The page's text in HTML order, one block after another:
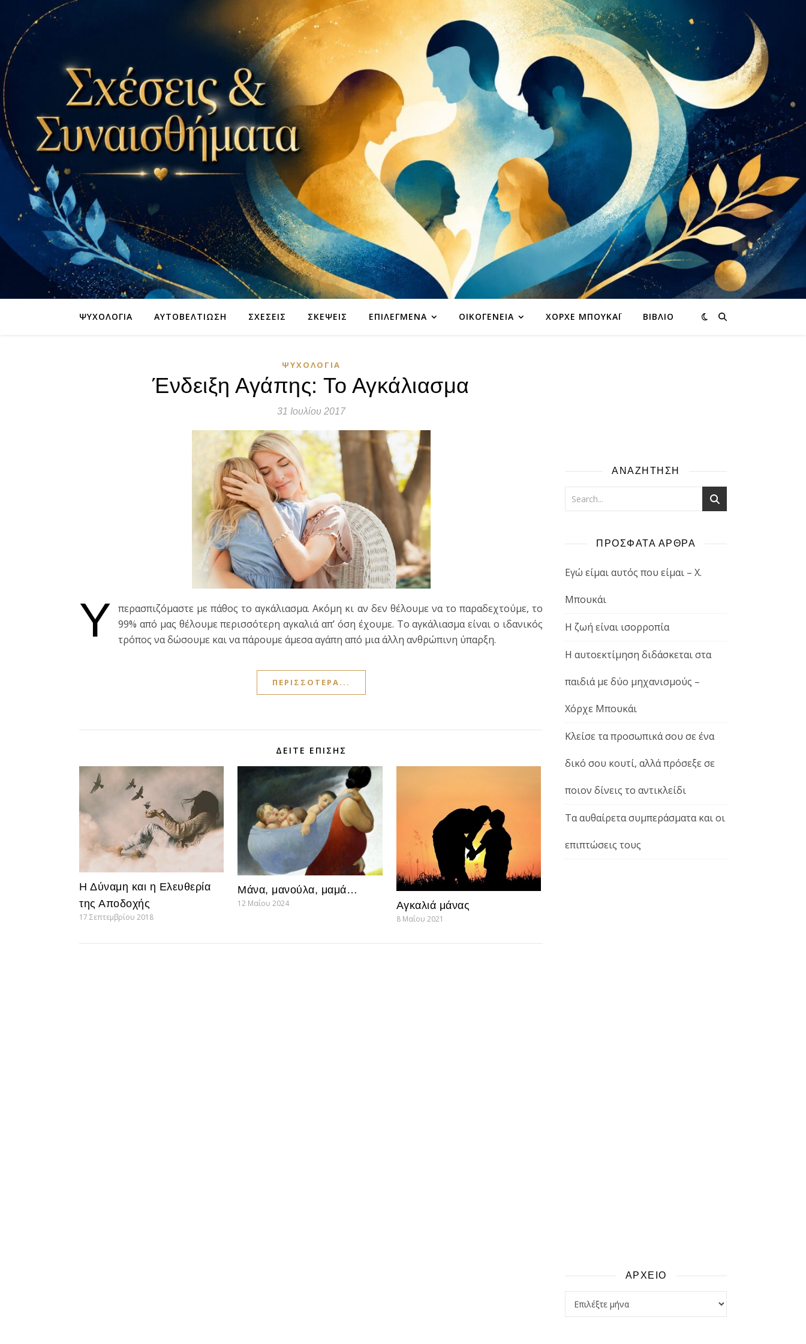
ΨΥΧΟΛΟΓΊΑ ΑΥΤΟΒΕΛΤΊΩΣΗ ΣΧΈΣΕΙΣ ΣΚΈΨΕΙΣ ΕΠΙΛΕΓΜΈΝΑ ΟΙΚΟΓΈΝΕΙΑ ΧΌΡΧΕ ΜΠΟΥΚΆΙ ΒΙΒΛΊΟ
ΨΥΧΟΛΟΓΊΑ
Ένδειξη Αγάπης: Το Αγκάλιασμα
31 Ιουλίου 2017
Υ περασπιζόμαστε με πάθος το αγκάλιασμα. Ακόμη κι αν δεν θέλουμε να το παραδεχτούμε, το
99% από μας θέλουμε περισσότερη αγκαλιά απ’ όση έχουμε. Το αγκάλιασμα είναι ο ιδανικός
τρόπος να δώσουμε και να πάρουμε άμεσα αγάπη από μια άλλη ανθρώπινη ύπαρξη.
ΠΕΡΙΣΣΌΤΕΡΑ...
ΔΕΊΤΕ ΕΠΊΣΗΣ
Η Δύναμη και η Ελευθερία
της Αποδοχής
17 Σεπτεμβρίου 2018
Μάνα, μανούλα, μαμά…
12 Μαΐου 2024 Αγκαλιά μάνας
8 Μαΐου 2021
ΑΝΑΖΗΤΗΣΗ
ΠΡΟΣΦΑΤΑ ΑΡΘΡΑ
Εγώ είμαι αυτός που είμαι – Χ.
Μπουκάι
Η ζωή είναι ισορροπία
Η αυτοεκτίμηση διδάσκεται στα
παιδιά με δύο μηχανισμούς –
Χόρχε Μπουκάι
Κλείσε τα προσωπικά σου σε ένα
δικό σου κουτί, αλλά πρόσεξε σε
ποιον δίνεις το αντικλείδι
Τα αυθαίρετα συμπεράσματα και οι
επιπτώσεις τους
ΑΡΧΕΙΟ